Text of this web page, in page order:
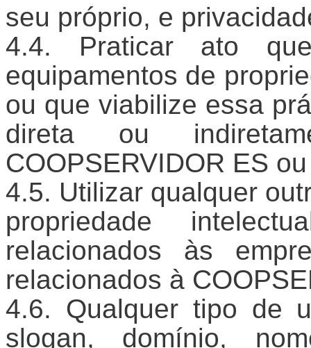
seu próprio, e
Praticar ato
equipamentos de
ou que viabilize essa
direta ou
COOPSERVIDOR ES
Utilizar qualquer
propriedade
relacionados às
relacionados à
Qualquer tipo de
slogan, domínio,